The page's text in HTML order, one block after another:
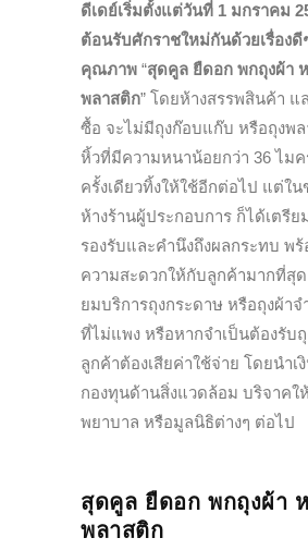
ดีเดย์เริ่มตั้งแต่วันที่ 1 มกราคม
ต้อนรับศักราชใหม่กันด้วยเรื่องดี
คุณภาพ “สุดคูล ยืดอก พกถุงผ้า
พลาสติก” โดยห้างสรรพสินค้า แ
ซื้อ จะไม่มีถุงก๊อบแก๊บ หรือถุงพ
หิ้วที่มีความหนาน้อยกว่า 36 ไม
ครั้งเดียวทิ้งให้ใช้อีกต่อไป แต่ใ
ห้างร้านผู้ประกอบการ ก็ได้เตรีย
รองรับและคำนึงถึงผลกระทบ พ
ความสะดวกให้กับลูกค้ามากที่สุด
ยมบริการถุงกระดาษ หรือถุงผ้าจ
ที่ไม่แพง หรือหากจำเป็นต้องรับ
ลูกค้าต้องเสียค่าใช้จ่าย โดยนำเ
กองทุนด้านสิ่งแวดล้อม บริจาคใ
พยาบาล หรือมูลนิธิต่างๆ ต่อไป
สุดคูล ยืดอก พกถุงผ้า
พลาสติก